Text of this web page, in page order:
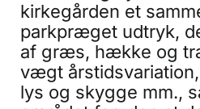
kirkegården et
parkpræget udtryk,
af græs, hække og
vægt
lys og skygge mm.,